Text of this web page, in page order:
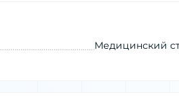
Медицинский